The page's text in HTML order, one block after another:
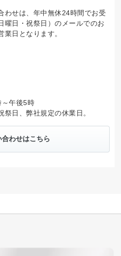
わせは、年中無休24時間でお受
曜日・祝祭日）のメールでのお
業日となります。
～午後5時
日、弊社規定の休業日。
合わせはこちら